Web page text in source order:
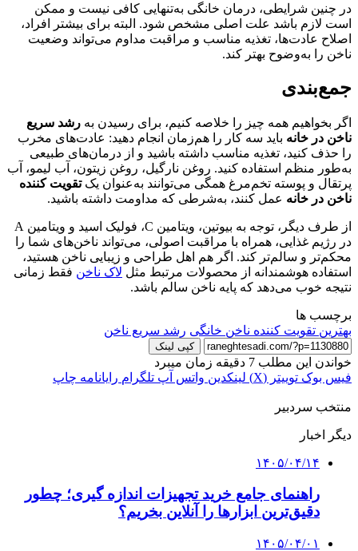
در چنین شرایطی، درمان خانگی به‌تنهایی کافی نیست و ممکن
است لازم باشد علت اصلی مشخص شود. البته برای بیشتر افراد،
اصلاح عادت‌ها، تغذیه مناسب و مراقبت مداوم می‌تواند وضعیت
ناخن را به‌وضوح بهتر کند.
جمع‌بندی
اگر بخواهیم همه چیز را خلاصه کنیم، برای رسیدن به رشد سریع
ناخن در خانه باید سه کار را هم‌زمان انجام دهید: عادت‌های مخرب
را حذف کنید، تغذیه مناسب داشته باشید و از درمان‌های طبیعی
به‌طور منظم استفاده کنید. روغن نارگیل، روغن زیتون، آب لیمو، آب
پرتقال و پوسته تخم‌مرغ همگی می‌توانند به‌عنوان یکتقویت کننده
ناخن در خانه عمل کنند، به‌شرطی که مداومت داشته باشید.
از طرف دیگر، توجه به بیوتین، ویتامین C، فولیک اسید و ویتامین A
در رژیم غذایی، همراه با مراقبت اصولی، می‌تواند ناخن‌های شما را
محکم‌تر و سالم‌تر کند. اگر هم اهل طراحی و زیبایی ناخن هستید،
استفاده هوشمندانه از محصولات مرتبط مثل لاک ناخن فقط زمانی
نتیجه خوب می‌دهد که پایه ناخن سالم باشد.
برچسب ها
بهترین تقویت کننده ناخن خانگی رشد سریع ناخن
کپی لینک
خواندن این مطلب 7 دقیقه زمان میبرد
فیس بوک توییتر (X) لینکدین واتس آپ تلگرام رایانامه چاپ
منتخب سردبیر
دیگر اخبار
۱۴۰۵/۰۴/۱۴
راهنمای جامع خرید تجهیزات اندازه گیری؛ چطور
دقیق‌ترین ابزارها را آنلاین بخریم؟
۱۴۰۵/۰۴/۰۱